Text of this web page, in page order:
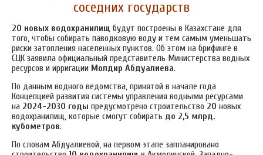
соседних государств
20 новых водохранилищ будут построены в Казахстане для
того, чтобы собирать паводковую воду и тем самым уменьшать
риски затопления населенных пунктов. Об этом на брифинге в
СЦК заявила официальный представитель Министерства водных
ресурсов и ирригации Молдир Абдуалиева.
По данным водного ведомства, принятой в начале года
Концепцией развития системы управления водными ресурсами
на 2024-2030 годы предусмотрено строительство 20 новых
водохранилищ, которые смогут собирать до 2,5 млрд.
кубометров.
По словам Абдуалиевой, на первом этапе запланировано